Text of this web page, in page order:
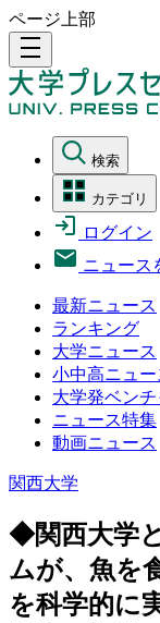
ページ上部
density_medium
検索
カテゴリ
ログイン
ニュース
最新ニュース
ランキング
大学ニュース
小中高ニュー
大学発ベンチ
ニュース特集
動画ニュース
関西大学
◆関西大学
ムが、魚を
を科学的に